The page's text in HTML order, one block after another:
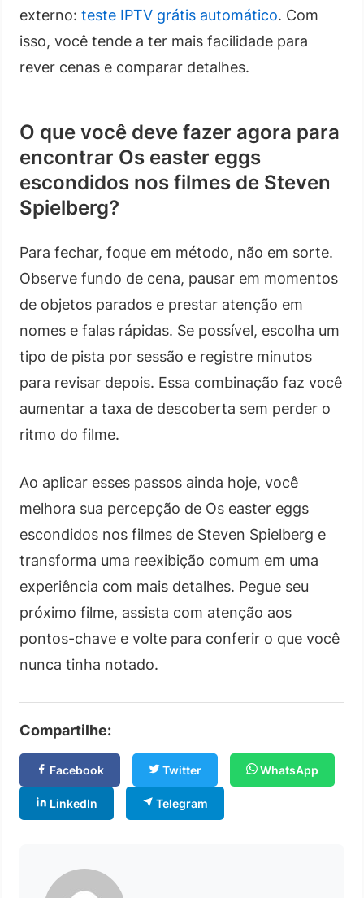
externo: teste IPTV grátis automático. Com
isso, você tende a ter mais facilidade para
rever cenas e comparar detalhes.
O que você deve fazer agora para
encontrar Os easter eggs
escondidos nos filmes de Steven
Spielberg?
Para fechar, foque em método, não em sorte.
Observe fundo de cena, pausar em momentos
de objetos parados e prestar atenção em
nomes e falas rápidas. Se possível, escolha um
tipo de pista por sessão e registre minutos
para revisar depois. Essa combinação faz você
aumentar a taxa de descoberta sem perder o
ritmo do filme.
Ao aplicar esses passos ainda hoje, você
melhora sua percepção de Os easter eggs
escondidos nos filmes de Steven Spielberg e
transforma uma reexibição comum em uma
experiência com mais detalhes. Pegue seu
próximo filme, assista com atenção aos
pontos-chave e volte para conferir o que você
nunca tinha notado.
Compartilhe:
Facebook Twitter WhatsApp
LinkedIn Telegram